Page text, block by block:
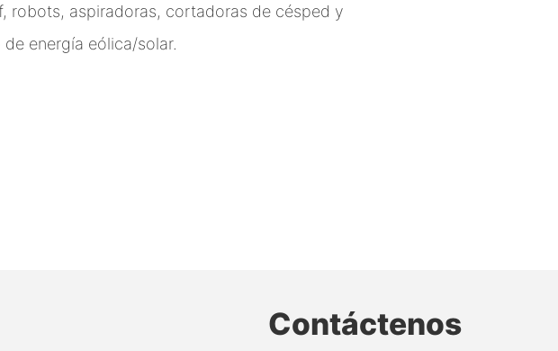
robots, aspiradoras, cortadoras de césped y
energía eólica/solar.
Contáctenos